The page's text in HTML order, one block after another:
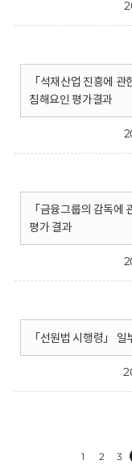
「석재산업 진흥에
침해요인 평가결과
「금융그룹의 감독에
평가 결과
「선원법 시행령」
1 2 3